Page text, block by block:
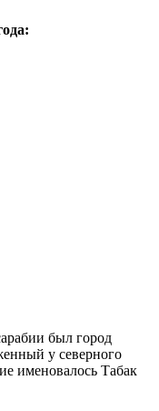
был город
у северного
именовалось Табак